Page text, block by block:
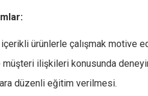
ürünlerle çalışmak motive
müşteri ilişkileri konusunda
düzenli eğitim verilmesi.